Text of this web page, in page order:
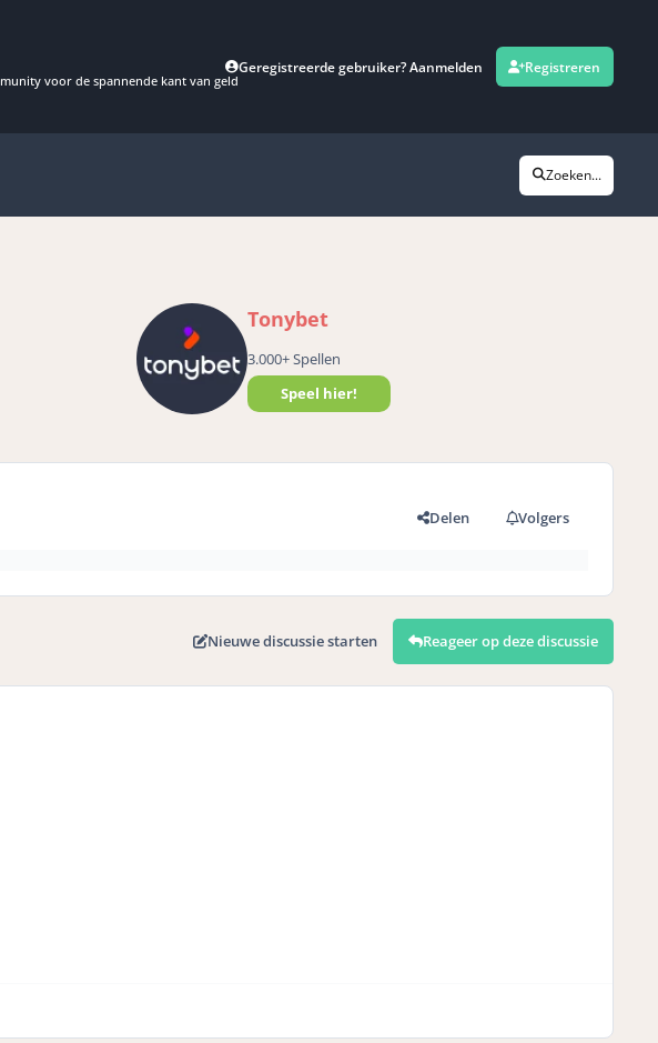
voor de spannende kant van geld
Geregistreerde gebruiker? Aanmelden Registreren
Zoeken...
Tonybet
3.000+ Spellen
Speel hier!
Delen Volgers
Nieuwe discussie starten Reageer op deze discussie